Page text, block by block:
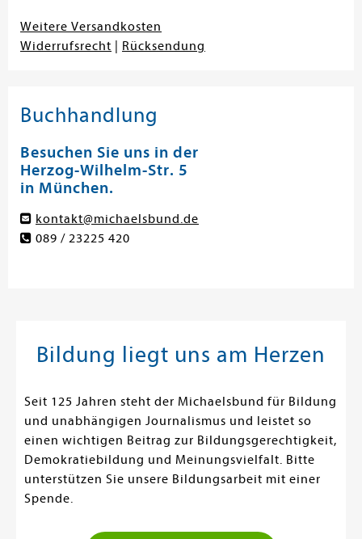
Weitere Versandkosten
Widerrufsrecht
Rücksendung
Buchhandlung
Besuchen Sie uns in der
Herzog-Wilhelm-Str. 5
in München.
kontakt@michaelsbund.de
089 / 23225 420
Bildung liegt uns am Herzen
Seit 125 Jahren steht der Michaelsbund für Bildung
und unabhängigen Journalismus und leistet so
einen wichtigen Beitrag zur Bildungsgerechtigkeit,
Demokratiebildung und Meinungsvielfalt. Bitte
unterstützen Sie unsere Bildungsarbeit mit einer
Spende.